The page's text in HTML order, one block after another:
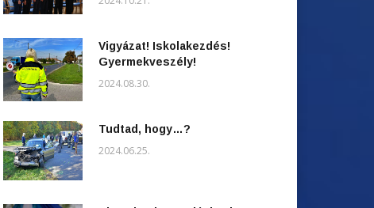
Vigyázat! Iskolakezdés!
Gyermekveszély!
2024.08.30.
Tudtad, hogy…?
2024.06.25.